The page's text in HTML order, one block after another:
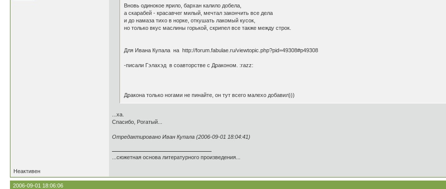
Вновь одинокое ярило, бархан калило добела,
а скарабей - красавчег милый, мечтал закончить все дела
и до намаза тихо в норке, откушать лакомый кусок,
но только вкус маслины горькой, скрипел все также между строк.
Для Ивана Купала на http://forum.fabulae.ru/viewtopic.php?pid=49308#p49308
-писали Гэлахэд в соавторстве с Драконом. :razz:
Дракона только ногами не пинайте, он тут всего малехо добавил)))
...ха.
Спасибо, Рогатый...
Отредактировано Иван Купала (2006-09-01 18:04:41)
...сюжетная основа литературного произведения...
Неактивен
2006-09-01 18:06:06